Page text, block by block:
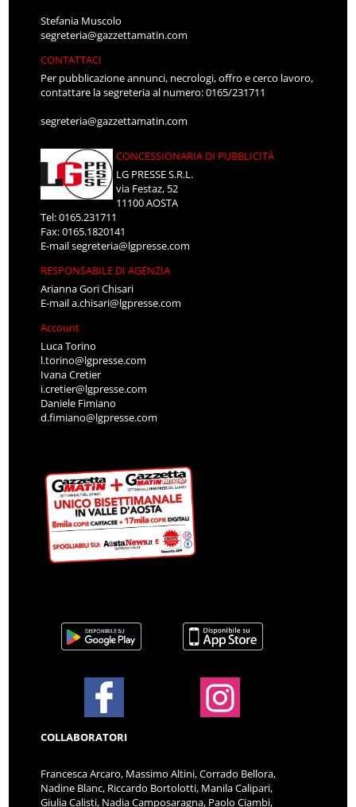
Stefania Muscolo
segreteria@gazzettamatin.com
CONTATTACI
Per pubblicazione annunci, necrologi, offro e cerco lavoro,
contattare la segreteria al numero: 0165/231711
segreteria@gazzettamatin.com
CONCESSIONARIA DI PUBBLICITÀ
LG PRESSE S.R.L.
via Festaz, 52
11100 AOSTA
Tel: 0165.231711
Fax: 0165.1820141
E-mailsegreteria@lgpresse.com
RESPONSABILE DI AGENZIA
Arianna Gori Chisari
E-maila.chisari@lgpresse.com
Account
Luca Torino
l.torino@lgpresse.com
Ivana Cretier
i.cretier@lgpresse.com
Daniele Fimiano
d.fimiano@lgpresse.com
COLLABORATORI
Francesca Arcaro, Massimo Altini, Corrado Bellora,
Nadine Blanc, Riccardo Bortolotti, Manila Calipari,
Giulia Calisti, Nadia Camposaragna, Paolo Ciambi,